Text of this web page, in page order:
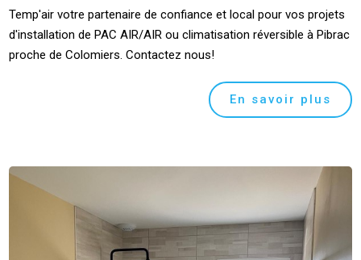
Temp'air votre partenaire de confiance et local pour vos projets
d'installation de PAC AIR/AIR ou climatisation réversible à Pibrac
proche de Colomiers. Contactez nous!
En savoir plus